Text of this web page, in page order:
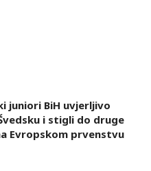
juniori BiH uvjerljivo
i stigli do druge
Evropskom prvenstvu